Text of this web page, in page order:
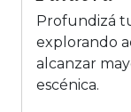
Profundizá
explorando
alcanzar
escénica.